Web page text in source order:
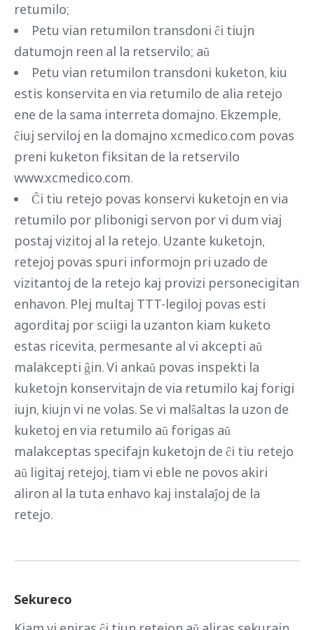
retumilo;
Petu vian retumilon transdoni ĉi tiujn
datumojn reen al la retservilo; aŭ
Petu vian retumilon transdoni kuketon, kiu
estis konservita en via retumilo de alia retejo
ene de la sama interreta domajno. Ekzemple,
ĉiuj serviloj en la domajno xcmedico.com povas
preni kuketon fiksitan de la retservilo
www.xcmedico.com.
Ĉi tiu retejo povas konservi kuketojn en via
retumilo por plibonigi servon por vi dum viaj
postaj vizitoj al la retejo. Uzante kuketojn,
retejoj povas spuri informojn pri uzado de
vizitantoj de la retejo kaj provizi personecigitan
enhavon. Plej multaj TTT-legiloj povas esti
agorditaj por sciigi la uzanton kiam kuketo
estas ricevita, permesante al vi akcepti aŭ
malakcepti ĝin. Vi ankaŭ povas inspekti la
kuketojn konservitajn de via retumilo kaj forigi
iujn, kiujn vi ne volas. Se vi malŝaltas la uzon de
kuketoj en via retumilo aŭ forigas aŭ
malakceptas specifajn kuketojn de ĉi tiu retejo
aŭ ligitaj retejoj, tiam vi eble ne povos akiri
aliron al la tuta enhavo kaj instalaĵoj de la
retejo.
Sekureco